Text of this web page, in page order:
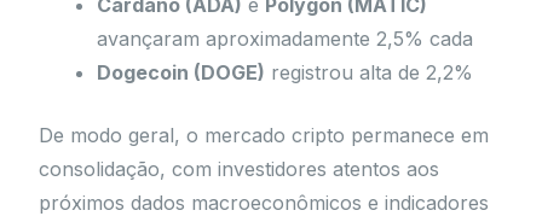
avançaram aproximadamente 2,5% cada
Dogecoin (DOGE) registrou alta de 2,2%
De modo geral, o mercado cripto permanece em
consolidação, com investidores atentos aos
próximos dados macroeconômicos e indicadores